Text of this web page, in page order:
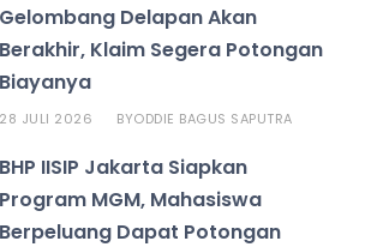
Gelombang Delapan Akan
Berakhir, Klaim Segera Potongan
Biayanya
28 JULI 2026 BYODDIE BAGUS SAPUTRA
BHP IISIP Jakarta Siapkan
Program MGM, Mahasiswa
Berpeluang Dapat Potongan